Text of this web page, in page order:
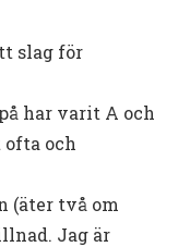
slag för
har varit A och
och
(äter två om
Jag är